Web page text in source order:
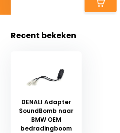
Recent bekeken
DENALI Adapter
SoundBomb naar
BMW OEM
bedradingboom